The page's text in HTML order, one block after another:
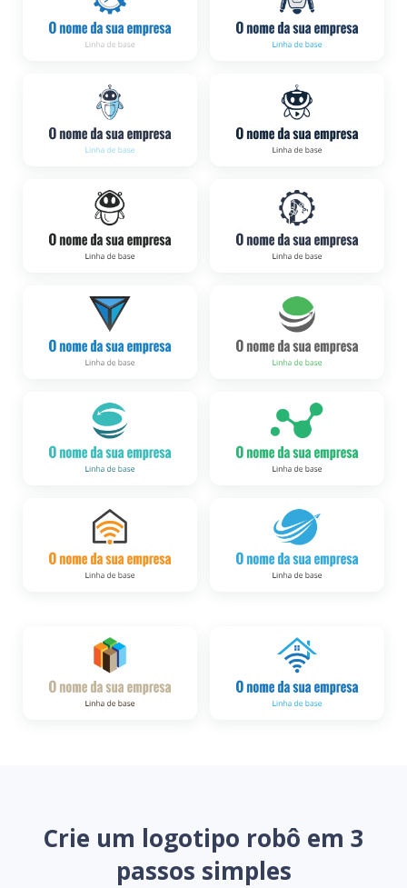
Crie um logotipo robô em 3
passos simples